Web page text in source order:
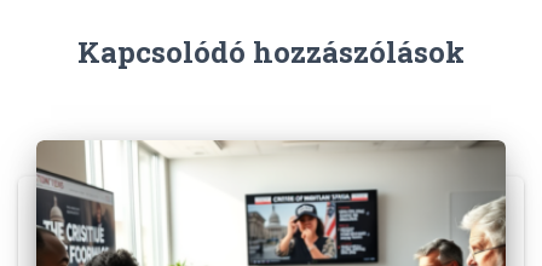
Kapcsolódó hozzászólások